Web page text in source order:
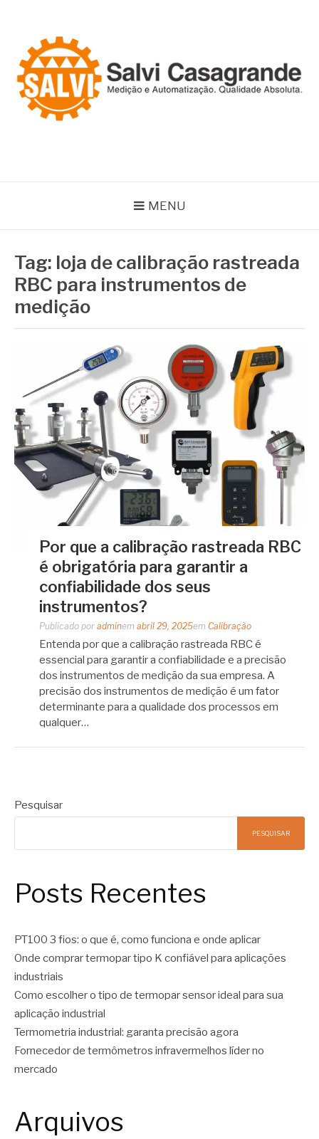
conteúdo
MENU
Tag: loja de calibração rastreada
RBC para instrumentos de
medição
Por que a calibração rastreada RBC
é obrigatória para garantir a
confiabilidade dos seus
instrumentos?
Publicado por adminem abril 29, 2025em Calibração
Entenda por que a calibração rastreada RBC é
essencial para garantir a confiabilidade e a precisão
dos instrumentos de medição da sua empresa. A
precisão dos instrumentos de medição é um fator
determinante para a qualidade dos processos em
qualquer…
Pesquisar
PESQUISAR
Posts Recentes
PT100 3 fios: o que é, como funciona e onde aplicar
Onde comprar termopar tipo K confiável para aplicações
industriais
Como escolher o tipo de termopar sensor ideal para sua
aplicação industrial
Termometria industrial: garanta precisão agora
Fornecedor de termômetros infravermelhos líder no
mercado
Arquivos